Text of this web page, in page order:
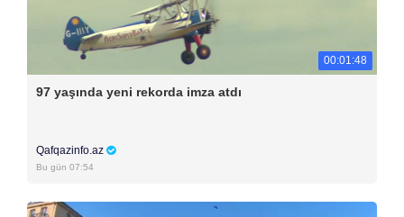
00:01:48
97 yaşında yeni rekorda imza atdı
Qafqazinfo.az
Bu gün 07:54